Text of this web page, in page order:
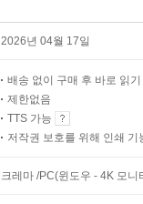
2026년 04월 17일
배송 없이 구매 후 바로 읽기
제한없음
TTS 가능
저작권 보호를 위해 인쇄 기
크레마 /PC(윈도우 - 4K 모